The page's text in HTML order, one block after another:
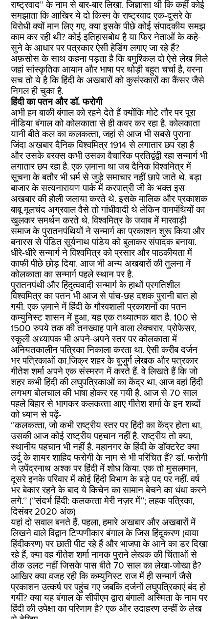
राष्‍ट्रवाद’’ के नाम से बार-बार लिखा. जिज्ञासा थी कि कहीं कोई
समझाता कि आखिर ये दो किस्‍म के राष्‍ट्रवाद एक-दूसरे के
विरोधी क्‍यों मान लिए गए, क्‍या इसके पीछे कोई संपादकीय समझ
काम कर रही थी? कोई इतिहासबोध है या फिर नेताओं के कहे-
सुने के आधार पर पत्रकार ऐसी हेडिंग लगाए जा रहे हैं?
अफ़सोस के साथ कहना पड़ता है कि बमुश्किल दो ऐसे लेख मिले
जहां सांस्‍कृतिक आयाम और भाषा पर थोड़ी बहुत चर्चा है, वरना
सच तो ये है कि हिंदी के अखबारों को कुसंस्‍कारों का कैंसर जैसे
निगल ही चुका है.
हिंदी का पतन और डॉ. फरोगी
अभी हम बाकी बंगाल को रहने देते हैं क्‍योंकि मोटे तौर पर पूरा
मीडिया बंगाल को कोलकाता से ही कवर कर रहा है. कोलकाता
यानी बीते कल का कलकत्‍ता, जहां से आज भी सबसे पुराना
जिंदा अखबार दैनिक विश्‍वमित्र 1914 से लगातार छप रहा है
और उसके बरक्‍स कभी उसका वैचारिक प्रतिद्वंद्वी रहा सन्‍मार्ग भी
लगातार छप रहा है. एक ज़माना था जब दैनिक विश्‍वमित्र में
सूचना के बतौर भी धर्म से जुड़े समाचार नहीं छापे जाते थे. बड़ा
बाजार के सत्‍यनारायण पार्क में करपात्री जी के भक्‍त इस
अखबार की होली जलाया करते थे. इसके मालिक और प्रकाशक
बाबू मूलचंद अग्रवाल वैसे तो गांधीवादी थे लेकिन वामपंथियों का
खुलकर समर्थन करते थे. विश्‍वमित्र के जवाब में मारवाड़ी
समाज के पुरातनपंथियों ने सन्‍मार्ग का प्रकाशन शुरू किया और
बनारस से पंडित सूर्यनाथ पांडेय को बुलाकर संपादक बनाया.
धीरे-धीरे सन्‍मार्ग ने विश्‍वमित्र को प्रसार और पाठकीयता में
काफी पीछे छोड़ दिया. आज भी अन्‍य अखबारों की तुलना में
कोलकाता का सन्‍मार्ग पहले स्‍थान पर है.
पुरातनपंथी और हिंदुत्‍ववादी सन्‍मार्ग के हाथों प्रगतिशील
विश्‍वमित्र का पतन भी आज से पांच-छह दशक पुरानी बात हो
गयी. एक ज़माने में हिंदी के गौरवशाली प्रकाशनों का पतन
कम्‍युनिस्‍ट शासन में हुआ, यह एक तथ्‍यात्‍मक बात है. 100 से
1500 रुपये तक की तनख्‍वाह पाने वाला लेक्‍चरार, प्रोफेसर,
स्‍कूली अध्‍यापक भी अपने-अपने स्‍तर पर कोलकाता में
अनियतकालीन पत्रिका निकाला करता था. ऐसी करीब दर्जन
भर पत्रिकाओं का जि़क्र शहर के बुजुर्ग लेखक और पत्रकार
गीतेश शर्मा अपने एक संस्‍मरण में करते हैं. वे लिखते हैं कि जो
शहर कभी हिंदी की लघुपत्रिकाओं का केंद्र था, आज वहां हिंदी
लगभग बोलचाल की भाषा होकर रह गयी है. आज से 70 साल
पहले बिहार से भागकर कलकत्‍ता आए गीतेश शर्मा के इन शब्‍दों
को ध्‍यान से पढ़ें-
‘’कलकत्‍ता, जो कभी राष्‍ट्रीय स्‍तर पर हिंदी का केंद्र होता था,
उसकी आज कोई राष्‍ट्रीय पहचान नहीं है. राष्‍ट्रीय तो क्‍या,
स्‍थानीय पहचान भी नहीं है. महानगर के हिंदी के डॉक्‍टरेट क्‍या
उर्दू के शायर शाहिद फरोगी के नाम से भी परिचित हैं? डॉ. फरोगी
ने उपेंद्रनाथ अश्‍क पर हिंदी में शोध किया. एक तो मुसलमान,
दूसरे इनके परिवार में कोई हिंदी विभाग के बड़े पद पर नहीं. वर्ष
भर बेकार रहने के बाद ये किचेन का सामान बेचने का धंधा करने
लगे.‘’ (“संदर्भ हिंदी: कलकत्‍ता मेरी नज़र में’’; लहक पत्रिका,
दिसंबर 2020 अंक)
यहां दो सवाल बनते हैं. पहला, हमारे अखबार और अखबारों में
लिखने वाले विद्वान टिप्‍पणीकार बंगाल के जिस हिंदूकरण (वाया
हिंदीकरण) पर छाती पीट रहे हैं और भाजपा के आने का डर दिखा
रहे हैं, क्‍या वह गीतेश शर्मा नामक पुराने लेखक की चिंताओं से
ठीक उलट नहीं जिसके पास बीते 70 साल का लेखा-जोखा है?
आखिर क्‍या वजह रही कि कम्‍युनिस्‍ट राज में ही सन्‍मार्ग जैसे
प्रकाशन उत्‍कर्ष पर पहुंच गए जबकि दर्जनों लघुपत्रिकाएं बंद हो
गयीं? क्‍या यह बंगाल के सीपीएम द्वारा बंगाली अस्मिता के नाम पर
हिंदी की उपेक्षा का परिणाम है? एक और उदाहरण उन्‍हीं के लेख